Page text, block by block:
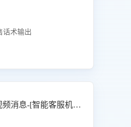
话术输出
抖音-自动发送视频消息-[智能客服机器人]